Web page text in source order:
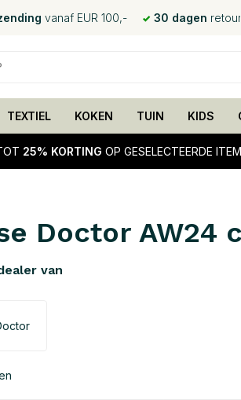
vanaf EUR 100,- 30 dagen retour
TEXTIEL KOKEN TUIN KIDS
25% KORTING OP GESELECTEERDE
Doctor AW24
van